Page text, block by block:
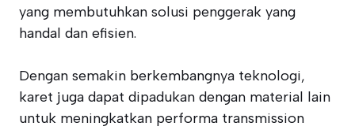
yang membutuhkan solusi penggerak yang
handal dan efisien.
Dengan semakin berkembangnya teknologi,
karet juga dapat dipadukan dengan material lain
untuk meningkatkan performa transmission